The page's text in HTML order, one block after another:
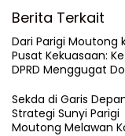
Berita Terkait
Dari Parigi Moutong
Pusat Kekuasaan:
DPRD Menggugat
Sekda di Garis
Strategi Sunyi Parigi
Moutong Melawan